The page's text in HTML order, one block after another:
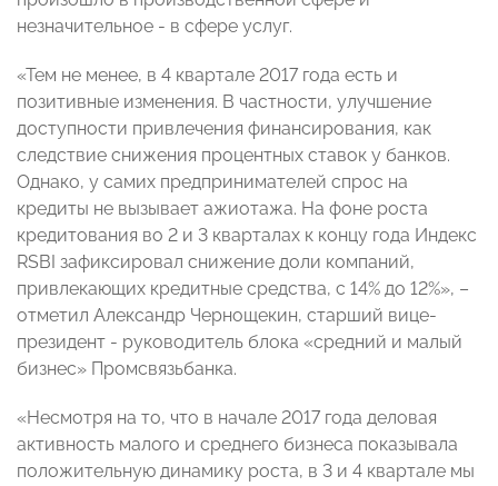
незначительное - в сфере услуг.
«Тем не менее, в 4 квартале 2017 года есть и
позитивные изменения. В частности, улучшение
доступности привлечения финансирования, как
следствие снижения процентных ставок у банков.
Однако, у самих предпринимателей спрос на
кредиты не вызывает ажиотажа. На фоне роста
кредитования во 2 и 3 кварталах к концу года Индекс
RSBI зафиксировал снижение доли компаний,
привлекающих кредитные средства, с 14% до 12%», –
отметил Александр Чернощекин, старший вице-
президент - руководитель блока «средний и малый
бизнес» Промсвязьбанка.
«Несмотря на то, что в начале 2017 года деловая
активность малого и среднего бизнеса показывала
положительную динамику роста, в 3 и 4 квартале мы